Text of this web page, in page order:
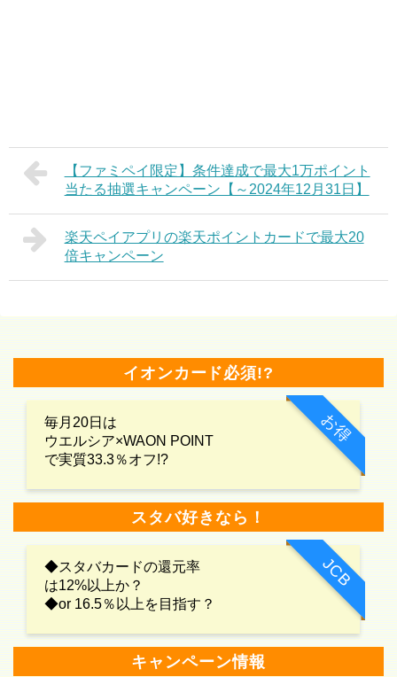
【ファミペイ限定】条件達成で最大1万ポイント
当たる抽選キャンペーン【～2024年12月31日】
楽天ペイアプリの楽天ポイントカードで最大20
倍キャンペーン
イオンカード必須!?
お得
毎月20日は
ウエルシア×WAON POINT
で実質33.3％オフ!?
スタバ好きなら！
JCB
◆スタバカードの還元率
は12%以上か？
◆or 16.5％以上を目指す？
キャンペーン情報